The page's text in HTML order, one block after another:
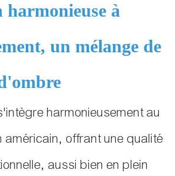
à
un mélange de
harmonieusement au
offrant une qualité
aussi bien en plein